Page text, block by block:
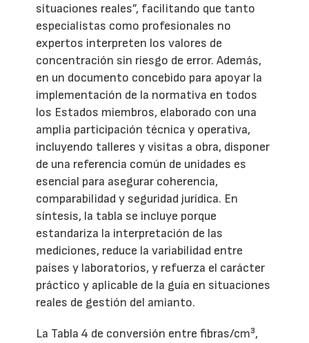
situaciones reales”, facilitando que tanto
especialistas como profesionales no
expertos interpreten los valores de
concentración sin riesgo de error. Además,
en un documento concebido para apoyar la
implementación de la normativa en todos
los Estados miembros, elaborado con una
amplia participación técnica y operativa,
incluyendo talleres y visitas a obra, disponer
de una referencia común de unidades es
esencial para asegurar coherencia,
comparabilidad y seguridad jurídica. En
síntesis, la tabla se incluye porque
estandariza la interpretación de las
mediciones, reduce la variabilidad entre
países y laboratorios, y refuerza el carácter
práctico y aplicable de la guía en situaciones
reales de gestión del amianto.
La Tabla 4 de conversión entre fibras/cm³,